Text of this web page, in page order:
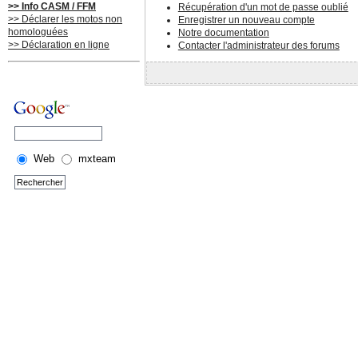
>> Info CASM / FFM
>> Déclarer les motos non
homologuées
>> Déclaration en ligne
Web mxteam
Récupération d'un mot de passe oublié
Enregistrer un nouveau compte
Notre documentation
Contacter l'administrateur des forums